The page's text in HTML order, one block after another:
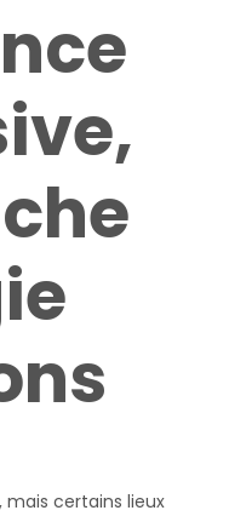
certains lieux